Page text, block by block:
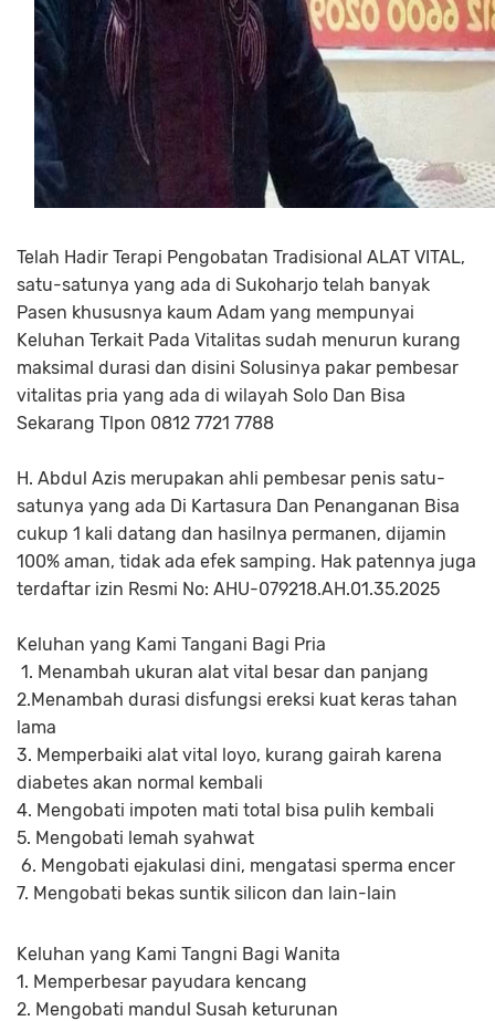
Telah Hadir Terapi Pengobatan Tradisional ALAT VITAL,
satu-satunya yang ada di Sukoharjo telah banyak
Pasen khususnya kaum Adam yang mempunyai
Keluhan Terkait Pada Vitalitas sudah menurun kurang
maksimal durasi dan disini Solusinya pakar pembesar
vitalitas pria yang ada di wilayah Solo Dan Bisa
Sekarang Tlpon 0812 7721 7788
H. Abdul Azis merupakan ahli pembesar penis satu-
satunya yang ada Di Kartasura Dan Penanganan Bisa
cukup 1 kali datang dan hasilnya permanen, dijamin
100% aman, tidak ada efek samping. Hak patennya juga
terdaftar izin Resmi No: AHU-079218.AH.01.35.2025
Keluhan yang Kami Tangani Bagi Pria
1. Menambah ukuran alat vital besar dan panjang
2.Menambah durasi disfungsi ereksi kuat keras tahan
lama
3. Memperbaiki alat vital loyo, kurang gairah karena
diabetes akan normal kembali
4. Mengobati impoten mati total bisa pulih kembali
5. Mengobati lemah syahwat
6. Mengobati ejakulasi dini, mengatasi sperma encer
7. Mengobati bekas suntik silicon dan lain-lain
Keluhan yang Kami Tangni Bagi Wanita
1. Memperbesar payudara kencang
2. Mengobati mandul Susah keturunan